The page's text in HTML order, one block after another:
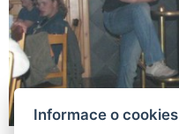
Informace o cookies